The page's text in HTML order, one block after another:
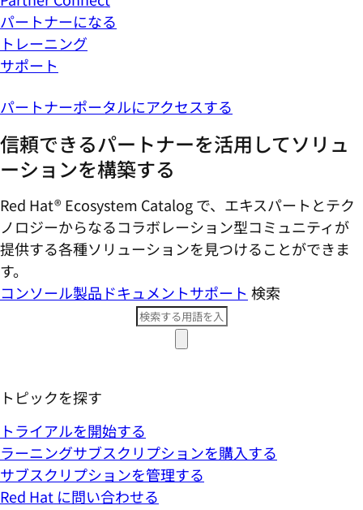
パートナーになる
トレーニング
サポート
パートナーポータルにアクセスする
信頼できるパートナーを活用してソリュ
ーションを構築する
Red Hat® Ecosystem Catalog で、エキスパートとテク
ノロジーからなるコラボレーション型コミ​ュニティが
提供する各種ソリューションを見つけることができま
す。
コンソール製品ドキュメントサポート 検索
トピックを探す
トライアルを開始する
ラーニングサブスクリプションを購入する
サブスクリプションを管理する
Red Hat に問い合わせる